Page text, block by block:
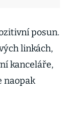
posun.
linkách,
kanceláře,
naopak